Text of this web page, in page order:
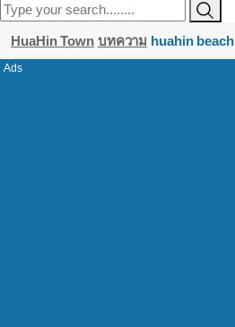
HuaHin Town บทความ huahin beach